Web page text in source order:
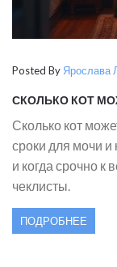
Posted By Ярослава
СКОЛЬКО КОТ
Сколько кот
сроки для мочи и
и когда срочно к
чеклисты.
ПОДРОБНЕЕ